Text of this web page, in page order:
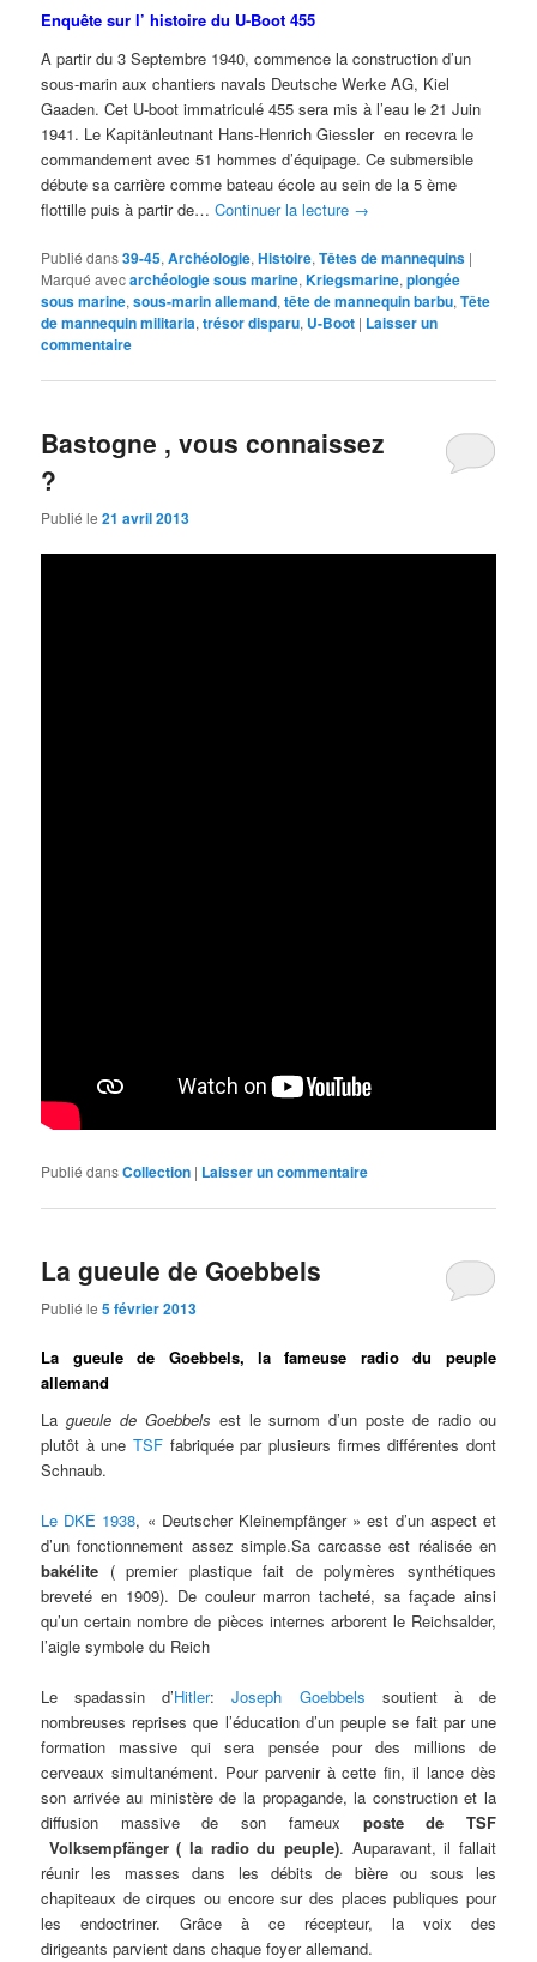
Enquête sur l’ histoire du U-Boot 455
A partir du 3 Septembre 1940, commence la construction d’un
sous-marin aux chantiers navals Deutsche Werke AG, Kiel
Gaaden. Cet U-boot immatriculé 455 sera mis à l’eau le 21 Juin
1941. Le Kapitänleutnant Hans-Henrich Giessler en recevra le
commandement avec 51 hommes d’équipage. Ce submersible
débute sa carrière comme bateau école au sein de la 5 ème
flottille puis à partir de…Continuer la lecture →
Publié dans39-45,Archéologie,Histoire,Têtes de mannequins |
Marqué avecarchéologie sous marine,Kriegsmarine,plongée
sous marine,sous-marin allemand,tête de mannequin barbu,Tête
de mannequin militaria,trésor disparu, U-Boot | Laisser un
commentaire
Bastogne , vous connaissez
?
Publié le21 avril 2013
Publié dansCollection | Laisser un commentaire
La gueule de Goebbels
Publié le5 février 2013
La gueule de Goebbels, la fameuse radio du peuple
allemand
La gueule de Goebbels est le surnom d’un poste de radio ou
plutôt à uneTSF fabriquée par plusieurs firmes différentes dont
Schnaub.
Le DKE 1938, « Deutscher Kleinempfänger » est d’un aspect et
d’un fonctionnement assez simple.Sa carcasse est réalisée en
bakélite ( premier plastique fait de polymères synthétiques
breveté en 1909). De couleur marron tacheté, sa façade ainsi
qu’un certain nombre de pièces internes arborent le Reichsalder,
l’aigle symbole du Reich
Le spadassin d’Hitler:Joseph Goebbels soutient à de
nombreuses reprises que l’éducation d’un peuple se fait par une
formation massive qui sera pensée pour des millions de
cerveaux simultanément. Pour parvenir à cette fin, il lance dès
son arrivée au ministère de la propagande, la construction et la
diffusion massive de son fameux poste de
TSF
Volksempfänger ( la radio du peuple). Auparavant, il fallait
réunir les masses dans les débits de bière ou sous les
chapiteaux de cirques ou encore sur des places publiques pour
les endoctriner. Grâce à ce récepteur, la voix des
dirigeants parvient dans chaque foyer allemand.